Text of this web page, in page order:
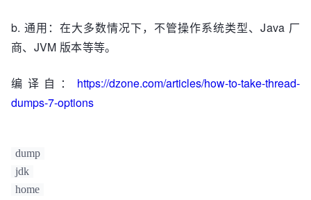
b. 通用：在大多数情况下，不管操作系统类型、Java 厂
商、JVM 版本等等。
编译自： https://dzone.com/articles/how-to-take-thread-
dumps-7-options
dump
jdk
home